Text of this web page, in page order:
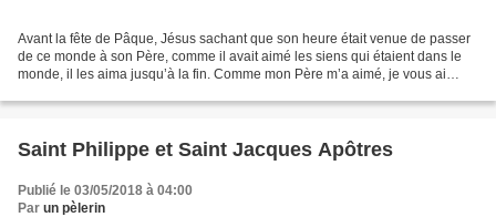
Avant la fête de Pâque, Jésus sachant que son heure était venue de passer
de ce monde à son Père, comme il avait aimé les siens qui étaient dans le
monde, il les aima jusqu’à la fin. Comme mon Père m’a aimé, je vous ai
Saint Philippe et Saint Jacques Apôtres
Publié le 03/05/2018 à 04:00
Par un pèlerin